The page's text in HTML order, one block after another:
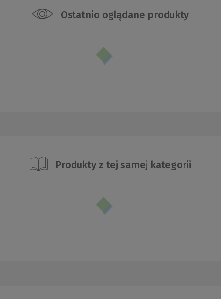
Ostatnio oglądane produkty
Produkty z tej samej kategorii